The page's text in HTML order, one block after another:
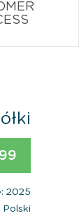
2025
Polski